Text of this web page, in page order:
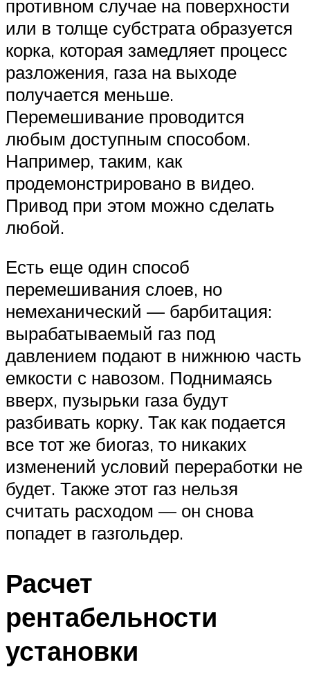
противном случае на поверхности
или в толще субстрата образуется
корка, которая замедляет процесс
разложения, газа на выходе
получается меньше.
Перемешивание проводится
любым доступным способом.
Например, таким, как
продемонстрировано в видео.
Привод при этом можно сделать
любой.
Есть еще один способ
перемешивания слоев, но
немеханический — барбитация:
вырабатываемый газ под
давлением подают в нижнюю часть
емкости с навозом. Поднимаясь
вверх, пузырьки газа будут
разбивать корку. Так как подается
все тот же биогаз, то никаких
изменений условий переработки не
будет. Также этот газ нельзя
считать расходом — он снова
попадет в газгольдер.
Расчет
рентабельности
установки